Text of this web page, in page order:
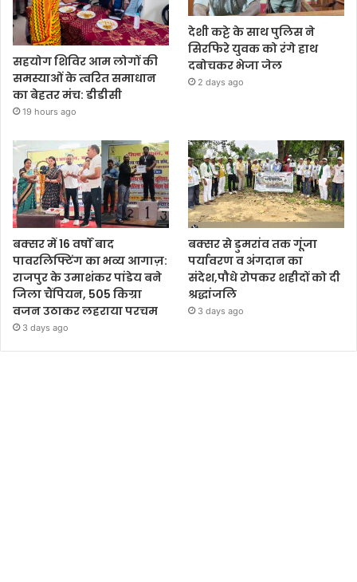
सहयोग शिविर आम लोगों की
समस्याओं के त्वरित समाधान
का बेहतर मंच: डीडीसी
19 hours ago
देशी कट्टे के साथ पुलिस ने
सिरफिरे युवक को रंगे हाथ
दबोचकर भेजा जेल
2 days ago
बक्सर में 16 वर्षों बाद
पावरलिफ्टिंग का भव्य आगाज़:
राजपुर के उमाशंकर पांडेय बने
जिला चैंपियन, 505 किग्रा
वजन उठाकर लहराया परचम
3 days ago
बक्सर से डुमरांव तक गूंजा
पर्यावरण व अंगदान का
संदेश,पौधे रोपकर शहीदों को दी
श्रद्धांजलि
3 days ago